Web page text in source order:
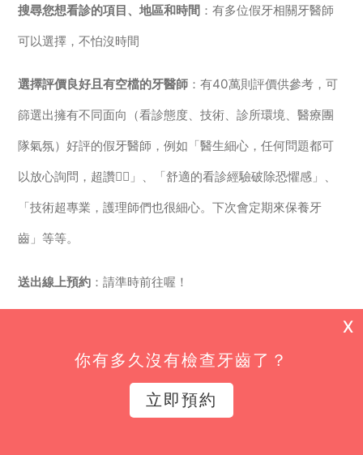
搜尋您想看診的項目、地區和時間 ：有多位假牙相關牙醫師
可以選擇，不怕沒時間
選擇評價良好且有空檔的牙醫師 ：有40萬則評價供參考，可
篩選出擁有不同面向（看診態度、技術、診所環境、醫療團
隊氣氛）好評的假牙醫師，例如「醫生細心，任何問題都可
以放心詢問，超讚👍🏻」、「舒適的看診經驗破除恐懼感」、
「技術超專業，護理師們也很細心。下次會定期來保養牙
齒」等等。
送出線上預約 ：請準時前往喔！
你有多久沒有檢查牙齒了？
立即預約
X